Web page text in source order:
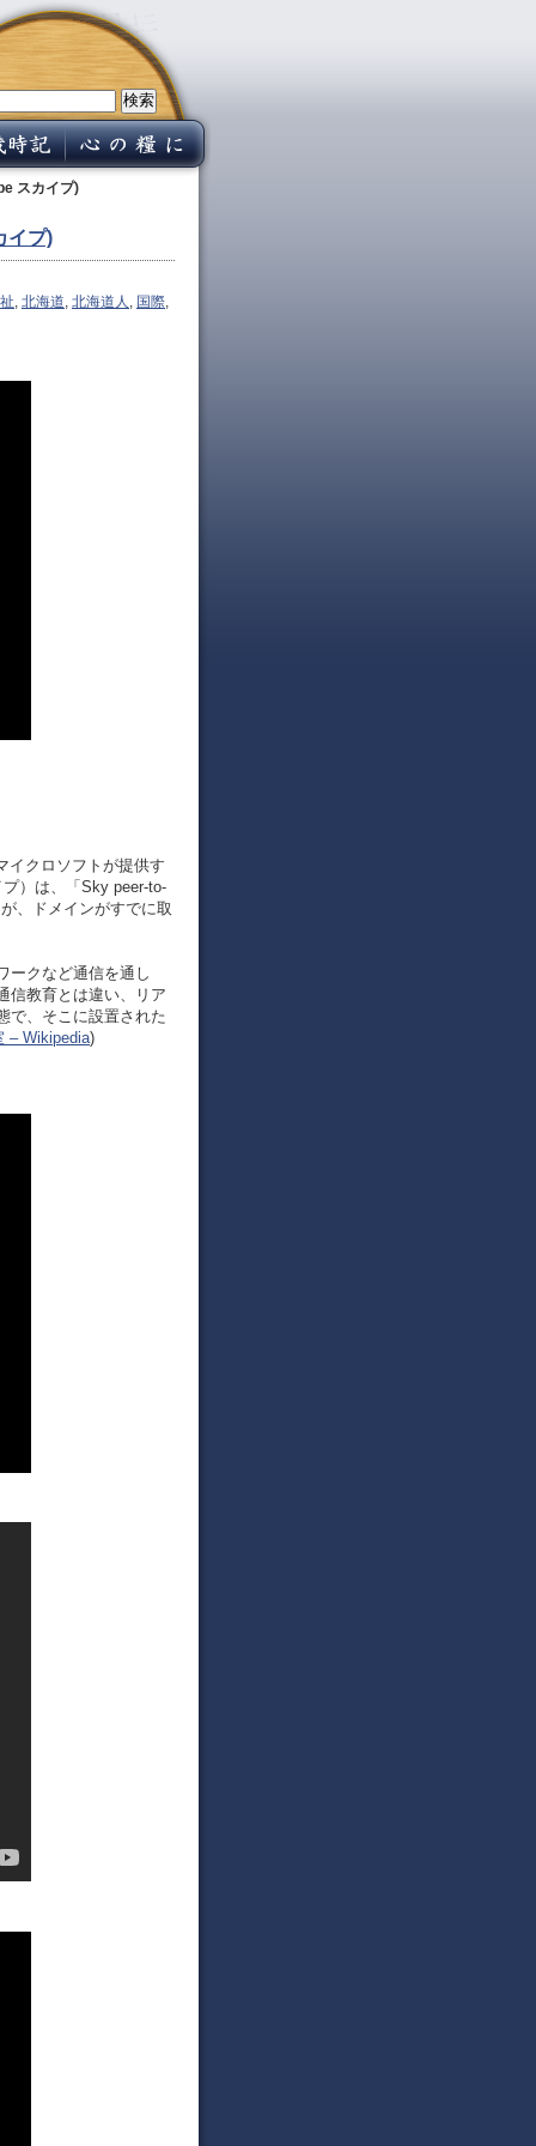
スカイプ)
イプ)
, 北海道, 北海道人 , 国際,
イクロソフトが提供す
）は、「Sky peer-to-
、ドメインがすでに取
ークなど通信を通し
信教育とは違い、リア
で、そこに設置された
– Wikipedia)